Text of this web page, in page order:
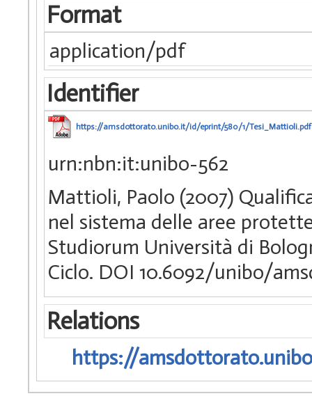
Format
application/pdf
Identifier
https://amsdottorato.unibo.it/id/eprint/580/1/Tesi_Mattioli.pdf
urn:nbn:it:unibo-562
Mattioli, Paolo (2007)
nel sistema delle aree
Studiorum Università di
Ciclo. DOI 10.6092/unibo/
Relations
https://